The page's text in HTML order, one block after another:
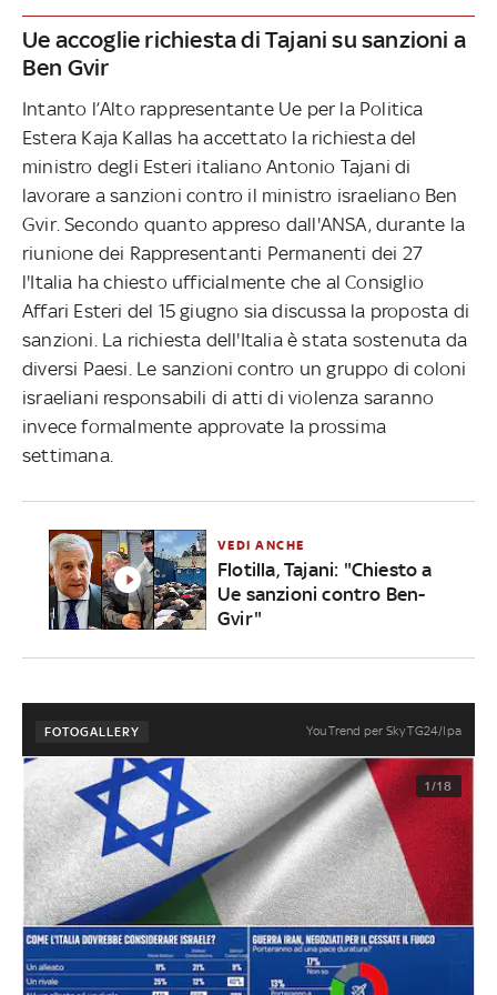
Ue accoglie richiesta di Tajani su sanzioni a
Ben Gvir
Intanto l’Alto rappresentante Ue per la Politica
Estera Kaja Kallas ha accettato la richiesta del
ministro degli Esteri italiano Antonio Tajani di
lavorare a sanzioni contro il ministro israeliano Ben
Gvir. Secondo quanto appreso dall'ANSA, durante la
riunione dei Rappresentanti Permanenti dei 27
l'Italia ha chiesto ufficialmente che al Consiglio
Affari Esteri del 15 giugno sia discussa la proposta di
sanzioni. La richiesta dell'Italia è stata sostenuta da
diversi Paesi. Le sanzioni contro un gruppo di coloni
israeliani responsabili di atti di violenza saranno
invece formalmente approvate la prossima
settimana.
VEDI ANCHE
Flotilla, Tajani: "Chiesto a
Ue sanzioni contro Ben-
Gvir"
FOTOGALLERY YouTrend per Sky TG24/Ipa
1/18